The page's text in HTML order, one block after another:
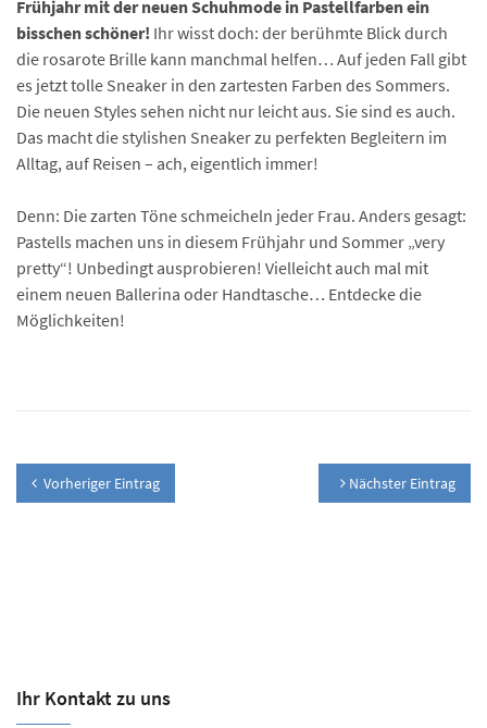
Frühjahr mit der neuen Schuhmode in Pastellfarben ein
bisschen schöner! Ihr wisst doch: der berühmte Blick durch
die rosarote Brille kann manchmal helfen… Auf jeden Fall gibt
es jetzt tolle Sneaker in den zartesten Farben des Sommers.
Die neuen Styles sehen nicht nur leicht aus. Sie sind es auch.
Das macht die stylishen Sneaker zu perfekten Begleitern im
Alltag, auf Reisen – ach, eigentlich immer!
Denn: Die zarten Töne schmeicheln jeder Frau. Anders gesagt:
Pastells machen uns in diesem Frühjahr und Sommer „very
pretty“! Unbedingt ausprobieren! Vielleicht auch mal mit
einem neuen Ballerina oder Handtasche… Entdecke die
Möglichkeiten!
Vorheriger Eintrag Nächster Eintrag
Ihr Kontakt zu uns